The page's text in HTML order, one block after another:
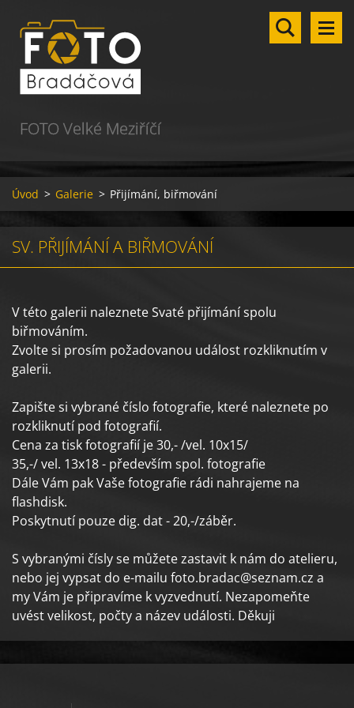
FOTO Velké Meziříčí
Úvod > Galerie > Přijímání, biřmování
SV. PŘIJÍMÁNÍ A BIŘMOVÁNÍ
V této galerii naleznete Svaté přijímání spolu
biřmováním.
Zvolte si prosím požadovanou událost rozkliknutím v
galerii.
Zapište si vybrané číslo fotografie, které naleznete po
rozkliknutí pod fotografií.
Cena za tisk fotografií je 30,- /vel. 10x15/
35,-/ vel. 13x18 - především spol. fotografie
Dále Vám pak Vaše fotografie rádi nahrajeme na
flashdisk.
Poskytnutí pouze dig. dat - 20,-/záběr.
S vybranými čísly se můžete zastavit k nám do atelieru,
nebo jej vypsat do e-mailu foto.bradac@seznam.cz a
my Vám je připravíme k vyzvednutí. Nezapomeňte
uvést velikost, počty a název události. Děkuji